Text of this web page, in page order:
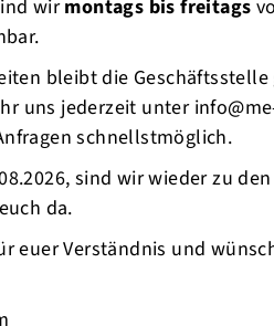
M65 9,14m (4);
M80 8,40m (2);
38,50m (3); Ballwurf:
und Joachim Granz M 75.
auf der Sportanlage am
wirmontags bis freitags
bleibt die Geschäftsstelle
uns jederzeit unter
schnellstmöglich.
sind wir wieder zu
da.
euer Verständnis und